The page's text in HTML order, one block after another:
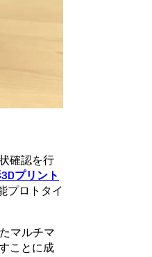
確認を行
プリント
プロトタイ
マルチマ
ことに成